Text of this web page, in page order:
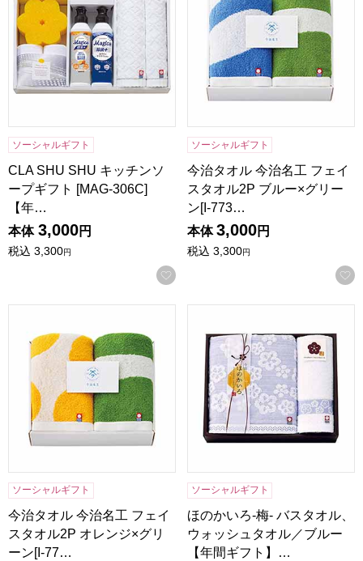
ソーシャルギフト
CLA SHU SHU キッチンソ
ープギフト [MAG-306C]
【年…
本体 3,000円
税込 3,300円
お気に入りに登録する
ソーシャルギフト
今治タオル 今治名工 フェイ
スタオル2P ブルー×グリー
ン[I-773…
本体 3,000円
税込 3,300円
ソーシャルギフト
今治タオル 今治名工 フェイ
スタオル2P オレンジ×グリ
ーン[I-77…
ソーシャルギフト
ほのかいろ-梅- バスタオル、
ウォッシュタオル／ブルー
【年間ギフト】…